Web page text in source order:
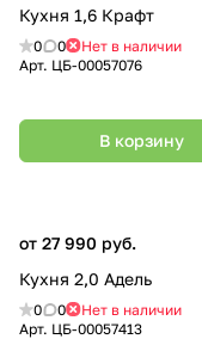
Кухня 1,6 Крафт
0 0
Нет в наличии
Арт. ЦБ-00057076
В корзину
от 27 990 руб.
Кухня 2,0 Адель
0 0
Нет в наличии
Арт. ЦБ-00057413